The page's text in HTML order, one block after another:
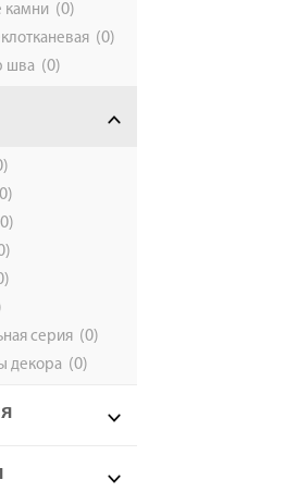
камни (0)
(0)
шва (0)
серия (0)
декора (0)